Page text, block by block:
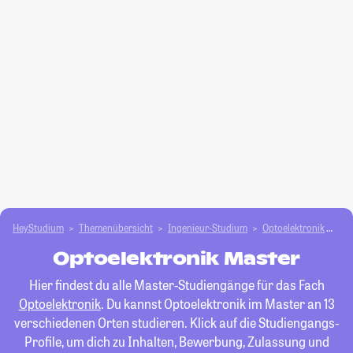
HeyStudium Themenübersicht Ingenieur-Studium Optoelektronik
Optoelektronik Master
Hier findest du alle Master-Studiengänge für das Fach
Optoelektronik. Du kannst Optoelektronik im Master an 13
verschiedenen Orten studieren. Klick auf die Studiengangs-
Profile, um dich zu Inhalten, Bewerbung, Zulassung und